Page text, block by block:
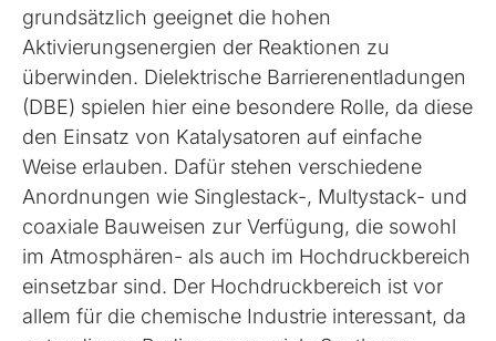
grundsätzlich geeignet die hohen
Aktivierungsenergien der Reaktionen zu
überwinden. Dielektrische Barrierenentladungen
(DBE) spielen hier eine besondere Rolle, da diese
den Einsatz von Katalysatoren auf einfache
Weise erlauben. Dafür stehen verschiedene
Anordnungen wie Singlestack-, Multystack- und
coaxiale Bauweisen zur Verfügung, die sowohl
im Atmosphären- als auch im Hochdruckbereich
einsetzbar sind. Der Hochdruckbereich ist vor
allem für die chemische Industrie interessant, da